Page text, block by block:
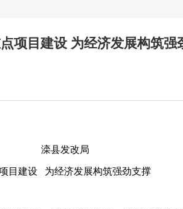
项目建设 为经济发展构筑强
滦县发改局
目建设 为经济发展构筑强劲支撑